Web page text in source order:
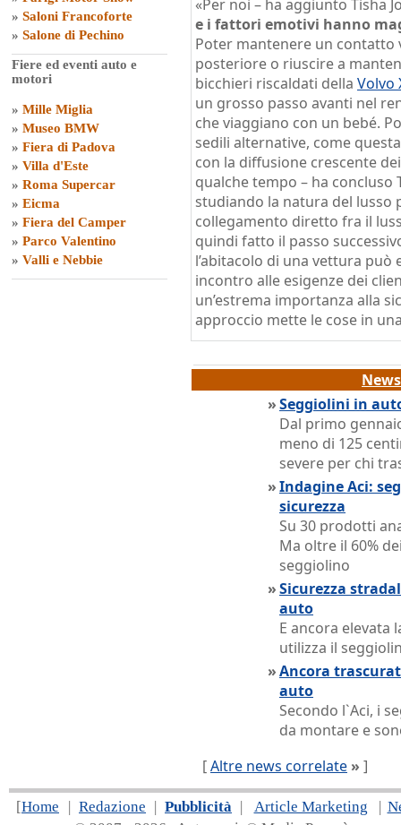
» Saloni Francoforte
» Salone di Pechino
Fiere ed eventi auto e
motori
» Mille Miglia
» Museo BMW
» Fiera di Padova
» Villa d'Este
» Roma Supercar
» Eicma
» Fiera del Camper
» Parco Valentino
» Valli e Nebbie
«Per noi – ha aggiunto Tisha
e i fattori emotivi hanno
Poter mantenere un contatto
posteriore o riuscire a
bicchieri riscaldati della Volvo
un grosso passo avanti nel
che viaggiano con un bebé.
sedili alternative, come
con la diffusione crescente
qualche tempo – ha concluso
studiando la natura del lusso
collegamento diretto fra il
quindi fatto il passo
l’abitacolo di una vettura
incontro alle esigenze dei
un’estrema importanza alla
approccio mette le cose in
»Seggiolini in
Dal primo
meno di 125
severe per chi
»Indagine Aci:
sicurezza
Su 30 prodotti
Ma oltre il 60%
seggiolino
»Sicurezza
auto
E ancora elevata
utilizza il
»Ancora
auto
Secondo l`Aci, i
da montare e
[Altre news correlate » ]
[Home | Redazione | Pubblicità | Article Marketing |